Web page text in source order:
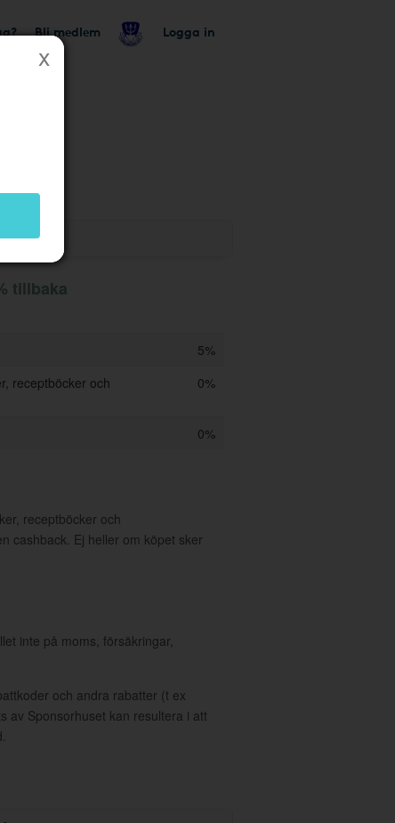
Bli medlem Logga in
tillbaka
5%
receptböcker och
0%
0%
receptböcker och
cashback. Ej heller om köpet sker
inte på moms, försäkringar,
och andra rabatter (t ex
av Sponsorhuset kan resultera i att